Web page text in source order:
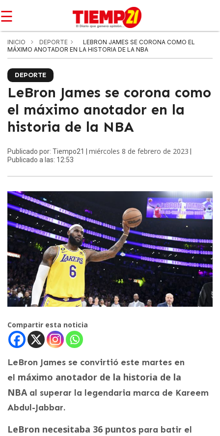
☰
INICIO DEPORTE
LEBRON JAMES SE CORONA COMO EL
MÁXIMO ANOTADOR EN LA HISTORIA DE LA NBA
DEPORTE
LeBron James se corona como
el máximo anotador en la
historia de la NBA
Publicado por: Tiempo21 | miércoles 8 de febrero de 2023
Publicado a las: 12:53
Compartir esta noticia
LeBron James se convirtió este martes en
el máximo anotador de la historia de la
NBAal superar la legendaria marca de Kareem
Abdul-Jabbar.
LeBron necesitaba 36 puntos para batir el